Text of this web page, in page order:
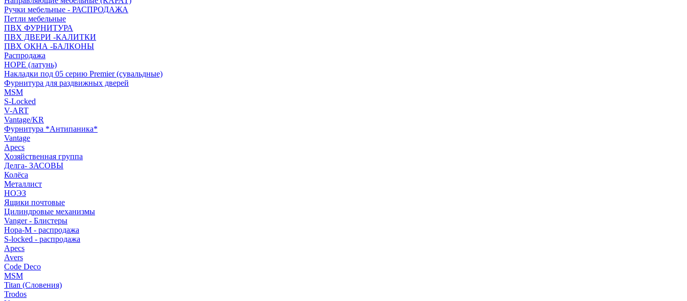
Ручки мебельные - РАСПРОДАЖА
Петли мебельные
ПВХ ФУРНИТУРА
ПВХ ДВЕРИ -КАЛИТКИ
ПВХ ОКНА -БАЛКОНЫ
Распродажа
HOPE (латунь)
Накладки под 05 серию Premier (сувальдные)
Фурнитура для раздвижных дверей
MSM
S-Locked
V-ART
Vantage/KR
Фурнитура *Антипаника*
Vantage
Apecs
Хозяйственная группа
Делга- ЗАСОВЫ
Колёса
Металлист
НОЭЗ
Ящики почтовые
Цилиндровые механизмы
Vanger - Блистеры
Нора-М - распродажа
S-locked - распродажа
Apecs
Avers
Code Deco
MSM
Titan (Словения)
Trodos